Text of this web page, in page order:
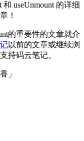
useUnmount 的详细
！
的重要性的文章就介
以前的文章或继续浏
持码云笔记。
」